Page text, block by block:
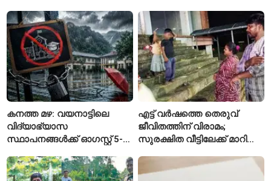
കനത്ത മഴ: വയനാട്ടിലെ
വിദ്യാഭ്യാസ
സ്ഥാപനങ്ങൾക്ക് ഓഗസ്റ്റ് 5-ന്
എട്ട് വർഷത്തെ തെരുവ്
ജീവിതത്തിന് വിരാമം;
സുരക്ഷിത വീട്ടിലേക്ക് മാറി